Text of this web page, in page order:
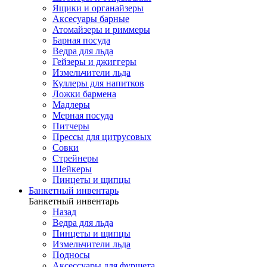
Ящики и органайзеры
Аксесуары барные
Атомайзеры и риммеры
Барная посуда
Ведра для льда
Гейзеры и джиггеры
Измельчители льда
Куллеры для напитков
Ложки бармена
Мадлеры
Мерная посуда
Питчеры
Прессы для цитрусовых
Совки
Стрейнеры
Шейкеры
Пинцеты и щипцы
Банкетный инвентарь
Банкетный инвентарь
Назад
Ведра для льда
Пинцеты и щипцы
Измельчители льда
Подносы